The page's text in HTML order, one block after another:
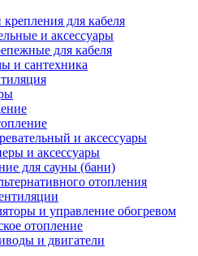
для кабеля
и аксессуары
для кабеля
и сантехника
и аксессуары
и аксессуары
для сауны (бани)
отопления
и управление обогревом
отопление
и двигатели